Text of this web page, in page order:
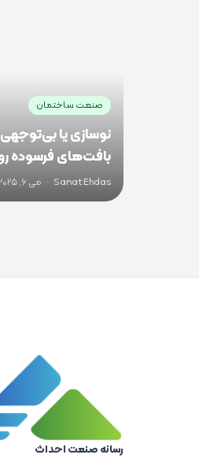
صنعت ساختمان
نوسازی یا
بافت‌های فرسوده
Sanat Ehdas
· می 6, 2025
رسانه صنعت احداث